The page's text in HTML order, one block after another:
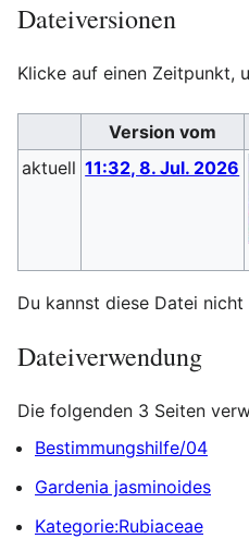
Dateiversionen
Klicke auf einen Zeitpunkt,
Version vom
aktuell 11:32, 8. Jul. 2026
Du kannst diese Datei nicht
Dateiverwendung
Die folgenden 3 Seiten
Bestimmungshilfe/04
Gardenia jasminoides
Kategorie:Rubiaceae